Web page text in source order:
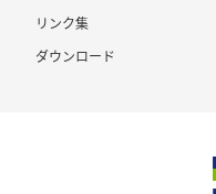
リンク集
ダウンロード